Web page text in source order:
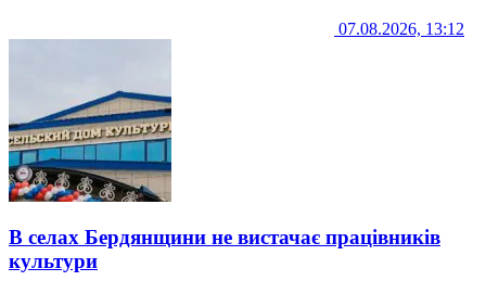
07.08.2026, 13:12
В селах Бердянщини не вистачає працівників
культури